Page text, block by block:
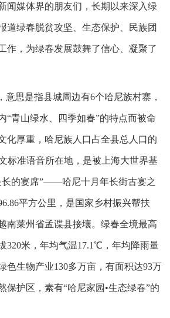
闻媒体界的朋友们，长期以来深入绿
道绿春脱贫攻坚、生态保护、民族团
作，为绿春发展鼓舞了信心、凝聚了
思是指县城周边有6个哈尼族村寨，
“青山绿水、四季如春”的特点而被命
化厚重，哈尼族人口占全县总人口的
标准语音所在地，是被上海大世界基
长的宴席”——哈尼十月年长街古宴之
平方公里，是国家乡村振兴帮扶
南莱州省孟谍县接壤。绿春全境最高
320米，年均气温17.1℃，年均降雨量
色生物产业130多万亩，有面积达93万
保护区，素有“哈尼家园•生态绿春”的